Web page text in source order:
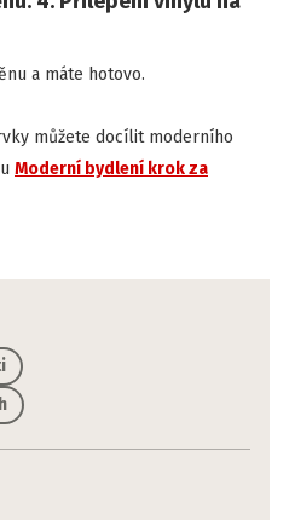
a máte hotovo.
můžete docílit moderního
Moderní bydlení krok za